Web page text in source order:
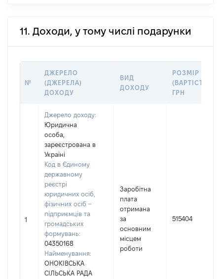
11. Доходи, у тому числі подарунки
№
ДЖЕРЕЛО
(ДЖЕРЕЛА)
ДОХОДУ
ВИД
ДОХОДУ
РОЗМІР
(ВАРТІСТЬ),
ГРН
1
Джерело доходу:
Юридична
особа,
зареєстрована в
Україні
Код в Єдиному
державному
реєстрі
юридичних осіб,
фізичних осіб –
підприємців та
громадських
формувань:
04350168
Найменування:
ОНОКІВСЬКА
СІЛЬСЬКА РАДА
Заробітна
плата
отримана
за
основним
місцем
роботи
515404